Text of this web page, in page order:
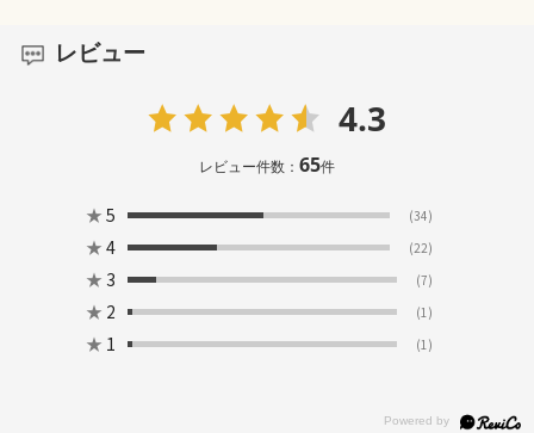
レビュー
4.3
レビュー件数： 65件
★ 5 (34)
★ 4 (22)
★ 3 (7)
★ 2 (1)
★ 1 (1)